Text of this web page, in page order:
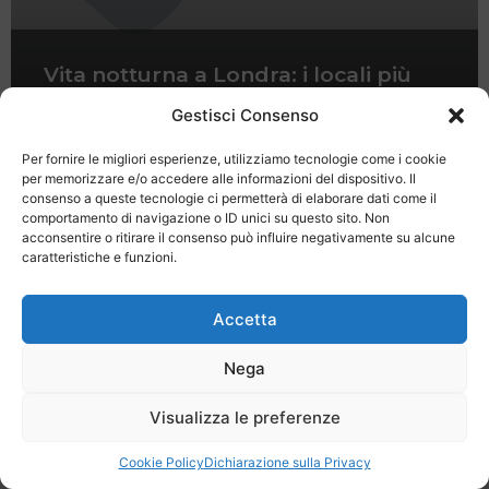
Gestisci Consenso
Per fornire le migliori esperienze, utilizziamo tecnologie come i cookie
per memorizzare e/o accedere alle informazioni del dispositivo. Il
consenso a queste tecnologie ci permetterà di elaborare dati come il
comportamento di navigazione o ID unici su questo sito. Non
acconsentire o ritirare il consenso può influire negativamente su alcune
caratteristiche e funzioni.
Accetta
Nega
Visualizza le preferenze
Cookie PolicyDichiarazione sulla Privacy
Vita notturna a Londra: i locali più
Last Minute
Registrati Contatti
SPECIALE LAST MINUTE - SH WEB